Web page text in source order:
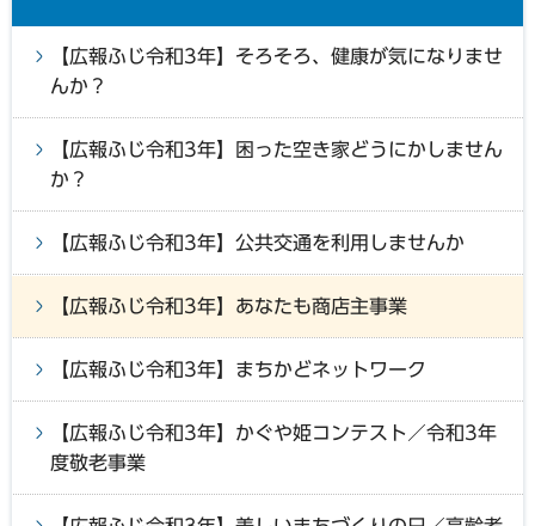
【広報ふじ令和3年】そろそろ、健康が気になりませ
んか？
【広報ふじ令和3年】困った空き家どうにかしません
か？
【広報ふじ令和3年】公共交通を利用しませんか
【広報ふじ令和3年】あなたも商店主事業
【広報ふじ令和3年】まちかどネットワーク
【広報ふじ令和3年】かぐや姫コンテスト／令和3年
度敬老事業